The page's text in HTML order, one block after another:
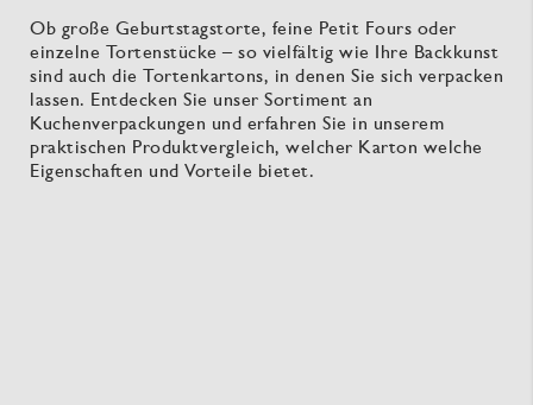
Ob große Geburtstagstorte, feine Petit Fours oder
einzelne Tortenstücke – so vielfältig wie Ihre Backkunst
sind auch die Tortenkartons, in denen Sie sich verpacken
lassen. Entdecken Sie unser Sortiment an
Kuchenverpackungen und erfahren Sie in unserem
praktischen Produktvergleich, welcher Karton welche
Eigenschaften und Vorteile bietet.